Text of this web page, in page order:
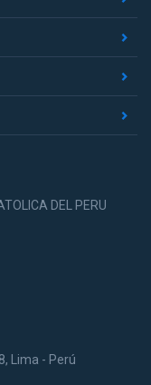
DEL PERU
Lima - Perú